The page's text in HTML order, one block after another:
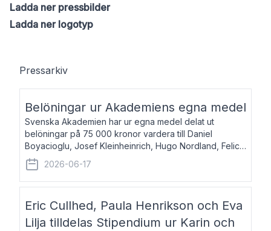
Ladda ner pressbilder
Ladda ner logotyp
Pressarkiv
Belöningar ur Akademiens egna medel
Svenska Akademien har ur egna medel delat ut
belöningar på 75 000 kronor vardera till Daniel
Boyacioglu, Josef Kleinheinrich, Hugo Nordland, Felicia
Stenroth och Svante Strandberg. Daniel Boyacioglu,
född 1981, är poet och scenartist. Josef
2026-06-17
Eric Cullhed, Paula Henrikson och Eva
Lilja tilldelas Stipendium ur Karin och